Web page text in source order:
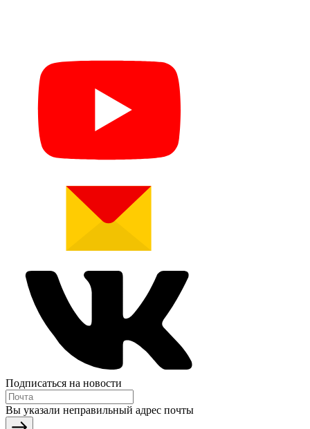
Подписаться на новости
Вы указали неправильный адрес почты